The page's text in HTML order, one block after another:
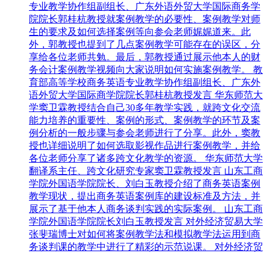
专业教学协作组副组长、广东外语外贸大学国际商务学
院院长郭桂杭教授就案例教学的必要性、案例教学对师
生的要求及如何选择案例等向参会老师娓娓道来。此
外，郭教授也提到了几点案例教学可能存在的误区，分
享给各位老师共勉。最后，郭教授通过展示他本人的财
务会计案例教学视频向大家说明如何实施案例教学。 教
育部高等学校商务英语专业教学协作组副组长、广东外
语外贸大学国际商学院院长郭桂杭教授发言 华东师范大
学窦卫霖教授结合自己30多年教学实践，就跨文化交流
能力培养的重要性、案例的形式、案例教学的环节及案
例分析的一般步骤与参会老师进行了分享。此外，窦教
授也详细说明了如何选取影视作品进行案例教学，并给
各位老师分享了诸多跨文化教学的资源。 华东师范大学
翻译系主任、跨文化研究专家窦卫霖教授发言 山东工商
学院外国语学院院长、刘白玉教授介绍了商务英语案例
教学现状，提出商务英语案例库的建设标准及方法，并
展示了基于他本人商务谈判实践的实际案例。 山东工商
学院外国语学院院长刘白玉教授发言 对外经济贸易大学
张斐瑞博士对如何将案例教学法和模拟教学法运用到商
务谈判课的教学中进行了精彩的示范说课。 对外经济贸